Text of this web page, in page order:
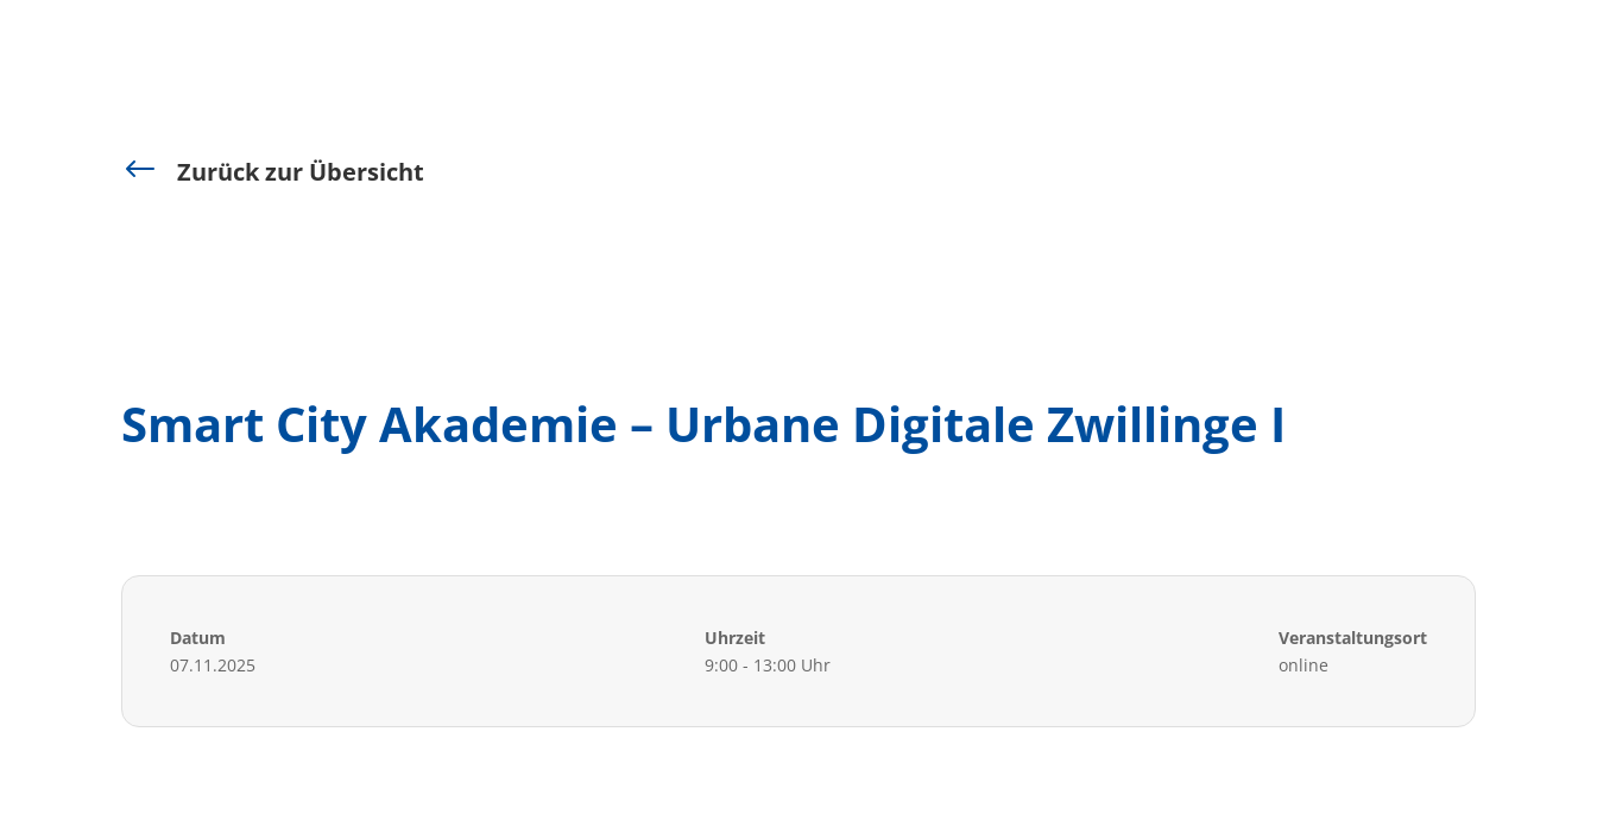
# Zurück zur Übersicht
Smart City Akademie – Urbane Digitale Zwillinge I
Datum
07.11.2025
Uhrzeit
9:00 - 13:00 Uhr
Veranstaltungsort
online